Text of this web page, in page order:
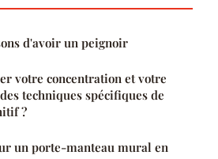
d'avoir un peignoir
votre concentration et votre
techniques spécifiques de
?
un porte-manteau mural en